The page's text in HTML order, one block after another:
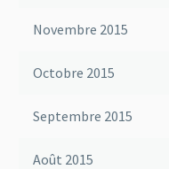
Novembre 2015
Octobre 2015
Septembre 2015
Août 2015